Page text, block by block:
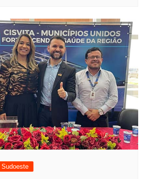
Sudoeste